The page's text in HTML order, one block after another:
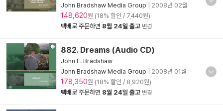
John Bradshaw Media Group
2008년 02월
148,620원 (18% 할인 / 7,440원)
택배로 주문하면 8월 24일 출고 변경
882. Dreams (Audio CD)
John E. Bradshaw
John Bradshaw Media Group
2008년 01월
178,350원 (18% 할인 / 8,920원)
택배로 주문하면 8월 24일 출고 변경